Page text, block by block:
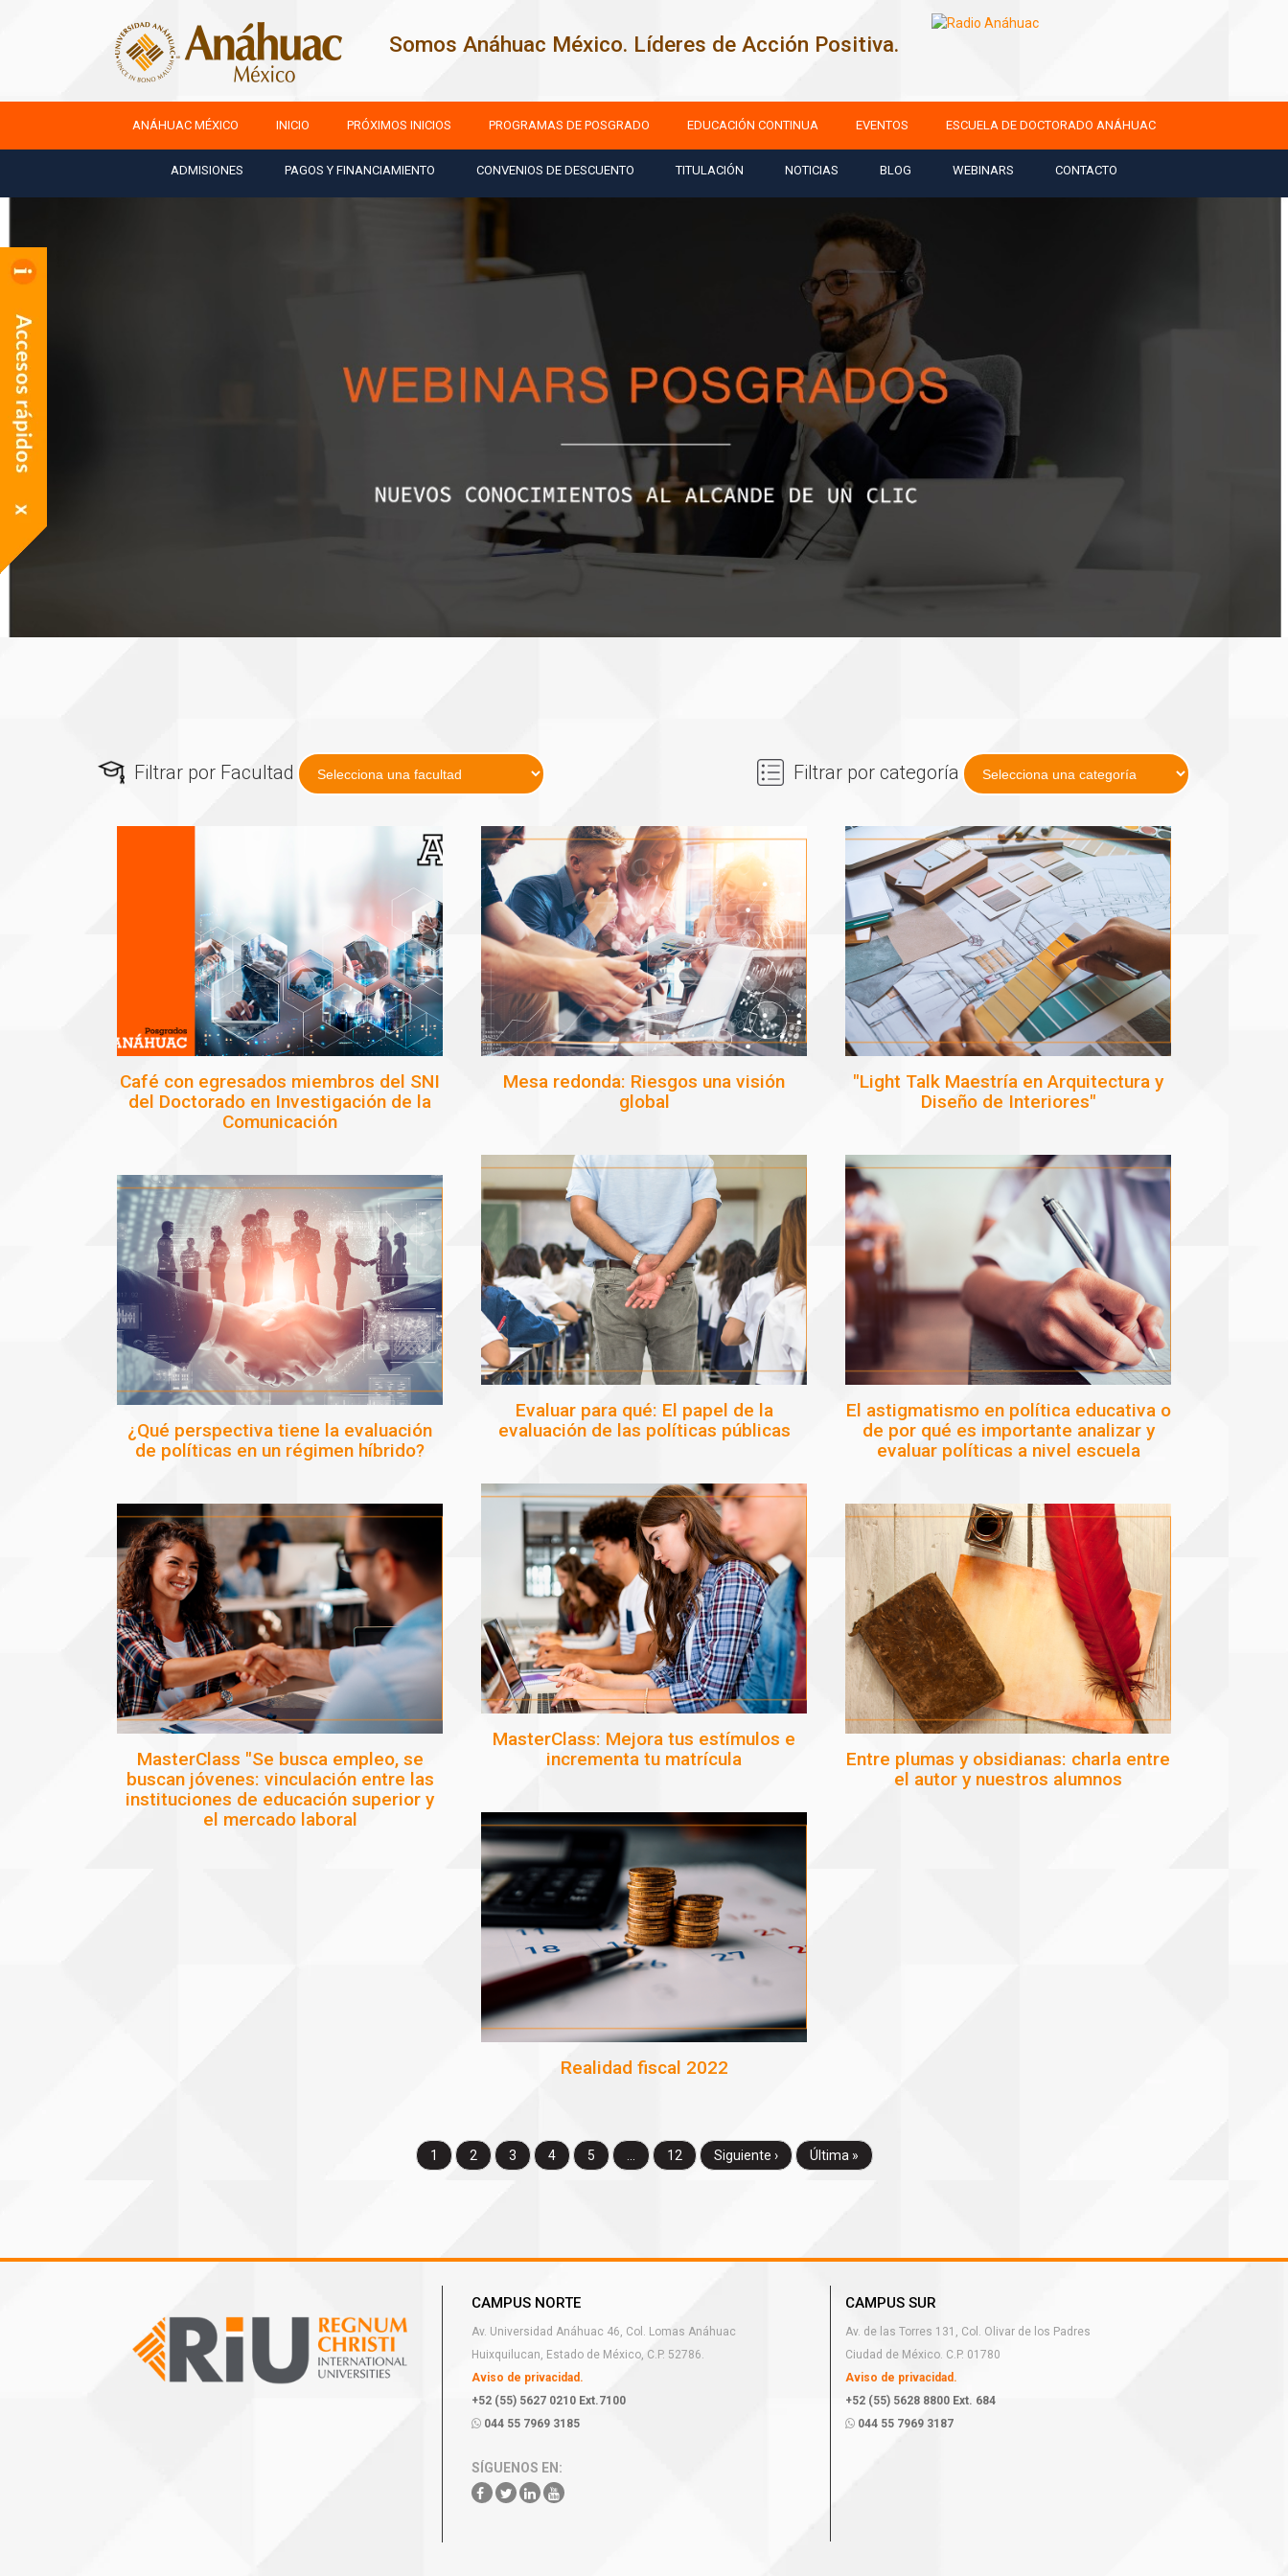
Somos Anáhuac México. Líderes de Acción Positiva.
ANÁHUAC MÉXICO INICIO PRÓXIMOS INICIOS PROGRAMAS DE POSGRADO EDUCACIÓN CONTINUA EVENTOS ESCUELA DE DOCTORADO ANÁHUAC
ADMISIONES PAGOS Y FINANCIAMIENTO CONVENIOS DE DESCUENTO TITULACIÓN NOTICIAS BLOG WEBINARS CONTACTO
Filtrar por Facultad Filtrar por categoría
Café con egresados miembros del SNI
del Doctorado en Investigación de la
Comunicación
Mesa redonda: Riesgos una visión
global
"Light Talk Maestría en Arquitectura y
Diseño de Interiores"
Evaluar para qué: El papel de la
evaluación de las políticas públicas
El astigmatismo en política educativa o
de por qué es importante analizar y
evaluar políticas a nivel escuela
¿Qué perspectiva tiene la evaluación
de políticas en un régimen híbrido?
MasterClass: Mejora tus estímulos e
incrementa tu matrícula
MasterClass "Se busca empleo, se
buscan jóvenes: vinculación entre las
instituciones de educación superior y
el mercado laboral
Entre plumas y obsidianas: charla entre
el autor y nuestros alumnos
Realidad fiscal 2022
1 2 3 4 5 12 Siguiente › Última »
CAMPUS NORTE
Av. Universidad Anáhuac 46, Col. Lomas Anáhuac
Huixquilucan, Estado de México, C.P. 52786.
Aviso de privacidad.
+52 (55) 5627 0210 Ext.7100
044 55 7969 3185
SÍGUENOS EN:
CAMPUS SUR
Av. de las Torres 131, Col. Olivar de los Padres
Ciudad de México. C.P. 01780
Aviso de privacidad.
+52 (55) 5628 8800 Ext. 684
044 55 7969 3187